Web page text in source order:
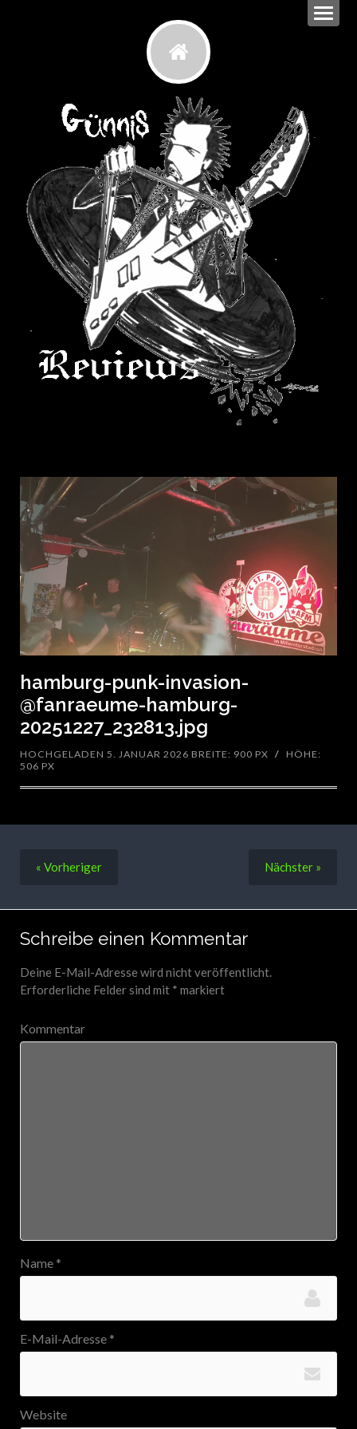
hamburg-punk-invasion-
@fanraeume-hamburg-
20251227_232813.jpg
HOCHGELADEN 5. JANUAR 2026 BREITE: 900 PX / HÖHE:
506 PX
« Vorheriger Nächster»
Schreibe einen Kommentar
Deine E-Mail-Adresse wird nicht veröffentlicht.
Erforderliche Felder sind mit * markiert
Kommentar
Name *
E-Mail-Adresse *
Website